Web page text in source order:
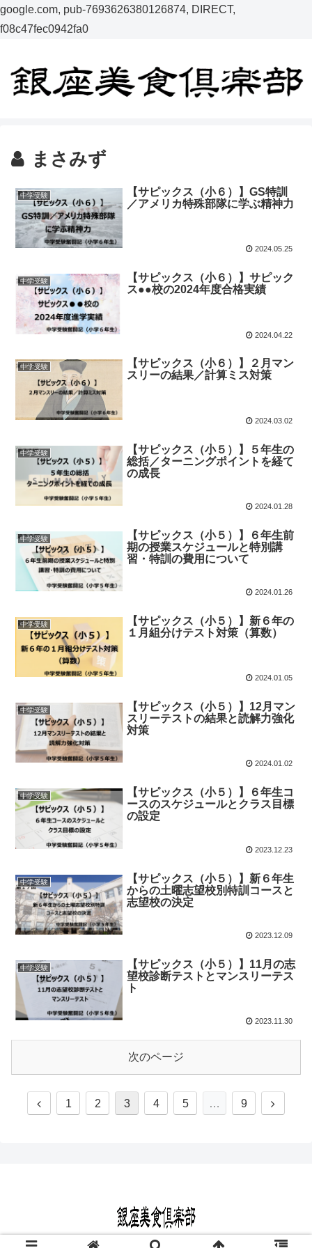
google.com, pub-7693626380126874, DIRECT,
f08c47fec0942fa0
まさみず
中学受験
【サピックス（小６）】GS特訓
／アメリカ特殊部隊に学ぶ精神力
2024.05.25
中学受験
【サピックス（小６）】サピック
ス●●校の2024年度合格実績
2024.04.22
中学受験
【サピックス（小６）】２月マン
スリーの結果／計算ミス対策
2024.03.02
中学受験
【サピックス（小５）】５年生の
総括／ターニングポイントを経て
の成長
2024.01.28
中学受験
【サピックス（小５）】６年生前
期の授業スケジュールと特別講
習・特訓の費用について
2024.01.26
中学受験
【サピックス（小５）】新６年の
１月組分けテスト対策（算数）
2024.01.05
中学受験
【サピックス（小５）】12月マン
スリーテストの結果と読解力強化
対策
2024.01.02
中学受験
【サピックス（小５）】６年生コ
ースのスケジュールとクラス目標
の設定
2023.12.23
中学受験
【サピックス（小５）】新６年生
からの土曜志望校別特訓コースと
志望校の決定
2023.12.09
中学受験
【サピックス（小５）】11月の志
望校診断テストとマンスリーテス
ト
2023.11.30
次のページ
1 2 3 4 5 … 9